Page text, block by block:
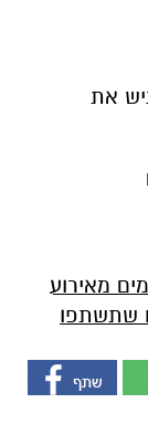
את
מאירוע
שתשתפו